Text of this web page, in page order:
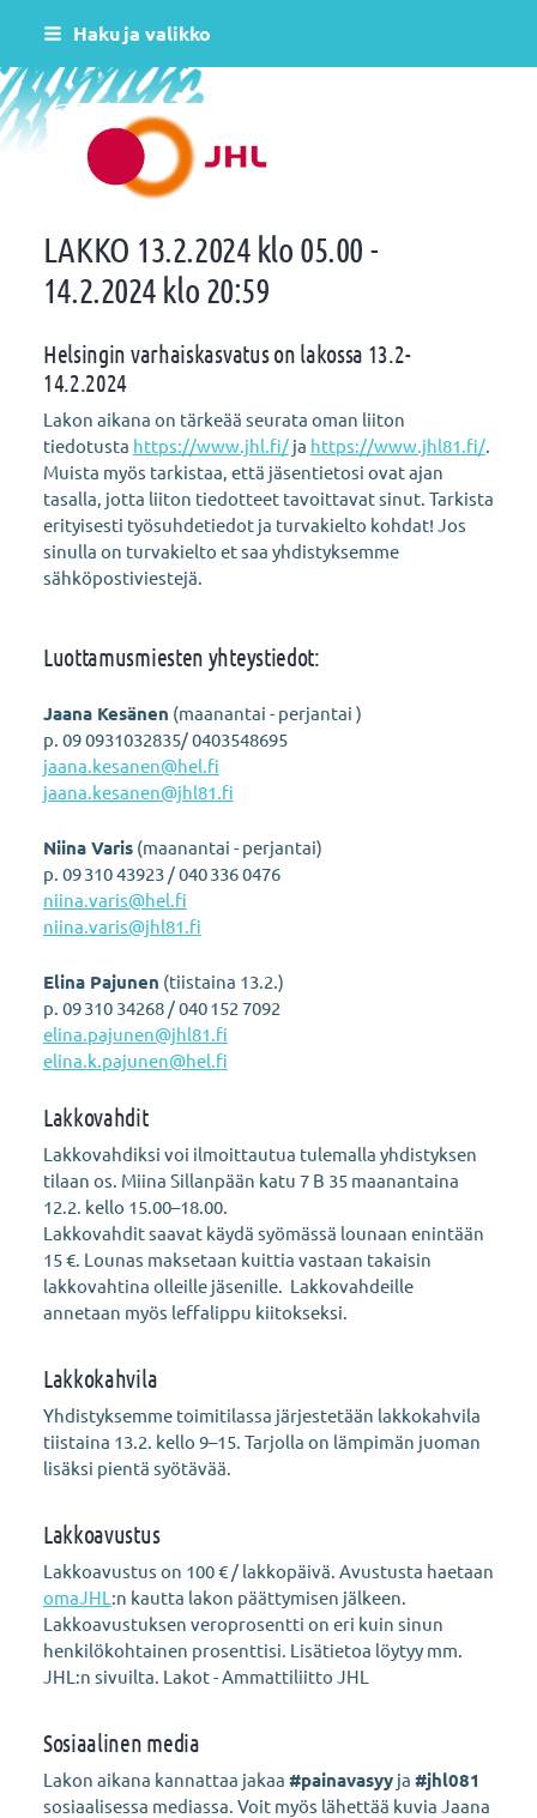
Siirry
sisältöön
Haku ja valikko
Helsingin varhaiskasvatus JHL ry 081
LAKKO 13.2.2024 klo 05.00 -
14.2.2024 klo 20:59
Helsingin varhaiskasvatus on lakossa 13.2-
14.2.2024
Lakon aikana on tärkeää seurata oman liiton
tiedotusta https://www.jhl.fi/ja https://www.jhl81.fi/.
Muista myös tarkistaa, että jäsentietosi ovat ajan
tasalla, jotta liiton tiedotteet tavoittavat sinut. Tarkista
erityisesti työsuhdetiedot ja turvakielto kohdat! Jos
sinulla on turvakielto et saa yhdistyksemme
sähköpostiviestejä.
Luottamusmiesten yhteystiedot:
Jaana Kesänen (maanantai - perjantai )
p. 09 0931032835/ 0403548695
jaana.kesanen@hel.fi
jaana.kesanen@jhl81.fi
Niina Varis(maanantai - perjantai)
p. 09 310 43923 / 040 336 0476
niina.varis@hel.fi
niina.varis@jhl81.fi
Elina Pajunen (tiistaina 13.2.)
p. 09 310 34268 / 040 152 7092
elina.pajunen@jhl81.fi
elina.k.pajunen@hel.fi
Lakkovahdit
Lakkovahdiksi voi ilmoittautua tulemalla yhdistyksen
tilaan os. Miina Sillanpään katu 7 B 35 maanantaina
12.2. kello 15.00–18.00.
Lakkovahdit saavat käydä syömässä lounaan enintään
15 €. Lounas maksetaan kuittia vastaan takaisin
lakkovahtina olleille jäsenille. Lakkovahdeille
annetaan myös leffalippu kiitokseksi.
Lakkokahvila
Yhdistyksemme toimitilassa järjestetään lakkokahvila
tiistaina 13.2. kello 9–15. Tarjolla on lämpimän juoman
lisäksi pientä syötävää.
Lakkoavustus
Lakkoavustus on 100 € / lakkopäivä. Avustusta haetaan
omaJHL :n kautta lakon päättymisen jälkeen.
Lakkoavustuksen veroprosentti on eri kuin sinun
henkilökohtainen prosenttisi. Lisätietoa löytyy mm.
JHL:n sivuilta. Lakot - Ammattiliitto JHL
Sosiaalinen media
Lakon aikana kannattaa jakaa #painavasyyja #jhl081
sosiaalisessa mediassa. Voit myös lähettää kuvia Jaana